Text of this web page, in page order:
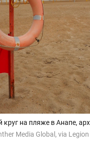
круг на пляже в Анапе,
Media Global, via